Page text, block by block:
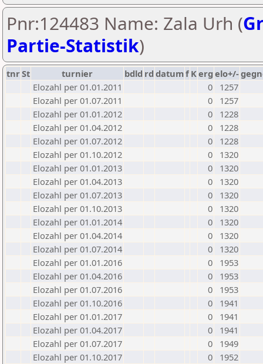
Pnr:124483 Name: Zala Urh (
Partie-Statistik)
tnrSt turnier bdld rd datumf Kerg elo+/-
Elozahl per 01.01.2011
0
1257
Elozahl per 01.07.2011
0
1257
Elozahl per 01.01.2012
0
1228
Elozahl per 01.04.2012
0
1228
Elozahl per 01.07.2012
0
1228
Elozahl per 01.10.2012
0
1320
Elozahl per 01.01.2013
0
1320
Elozahl per 01.04.2013
0
1320
Elozahl per 01.07.2013
0
1320
Elozahl per 01.10.2013
0
1320
Elozahl per 01.01.2014
0
1320
Elozahl per 01.04.2014
0
1320
Elozahl per 01.07.2014
0
1320
Elozahl per 01.01.2016
0
1953
Elozahl per 01.04.2016
0
1953
Elozahl per 01.07.2016
0
1953
Elozahl per 01.10.2016
0
1941
Elozahl per 01.01.2017
0
1941
Elozahl per 01.04.2017
0
1941
Elozahl per 01.07.2017
0
1949
Elozahl per 01.10.2017
0
1952